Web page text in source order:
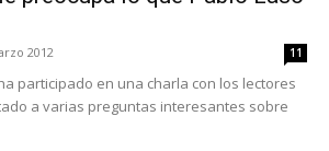
2012 11
participado en una charla con los lectores
a varias preguntas interesantes sobre